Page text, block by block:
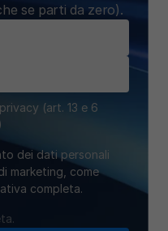
se parti da zero).
(art. 13 e 6
dei dati personali
marketing, come
completa.